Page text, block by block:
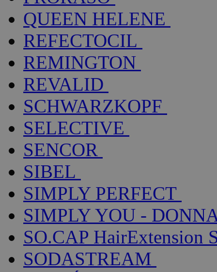
QUEEN HELENE
REFECTOCIL
REMINGTON
REVALID
SCHWARZKOPF
SELECTIVE
SENCOR
SIBEL
SIMPLY PERFECT
SIMPLY YOU -
SO.CAP HairExtension
SODASTREAM